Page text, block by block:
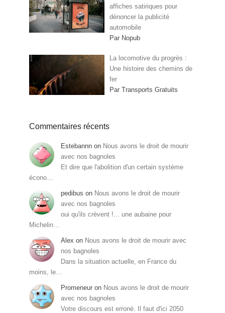
affiches satiriques pour
dénoncer la publicité
automobile
Par Nopub
La locomotive du progrès :
Une histoire des chemins de
fer
Par Transports Gratuits
Commentaires récents
Estebannn on Nous avons le droit de mourir
avec nos bagnoles
Et dire que l'abolition d'un certain système
écono…
pedibus on Nous avons le droit de mourir
avec nos bagnoles
oui qu'ils crèvent !... une aubaine pour
Michelin…
Alex on Nous avons le droit de mourir avec
nos bagnoles
Dans la situation actuelle, en France du
moins, le…
Promeneur on Nous avons le droit de mourir
avec nos bagnoles
Votre discours est erroné. Il faut d'ici 2050